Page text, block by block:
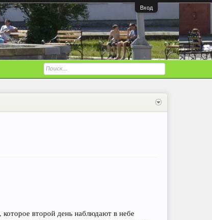
Вход
второй день наблюдают в небе